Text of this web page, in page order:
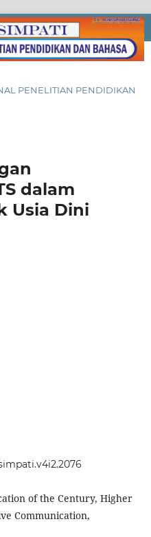
PENELITIAN PENDIDIKAN
dalam
Usia Dini
of the Century, Higher
Communication,